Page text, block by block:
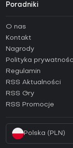
Poradniki
Poradniki
Jak aktywować
Jak aktywować
Jak aktywować
Jak aktywować
O nas
Kontakt
Nagrody
Polityka
Regulamin
RSS Aktualności
RSS Gry
RSS Promocje
Polska (PLN)